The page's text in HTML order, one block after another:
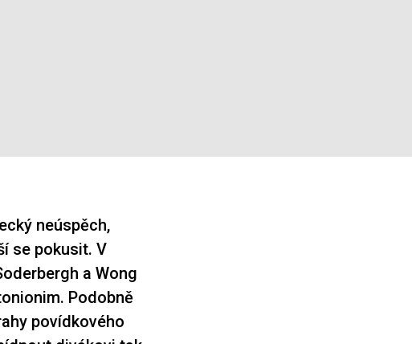
neúspěch,
se pokusit. V
a Wong
Podobně
povídkového